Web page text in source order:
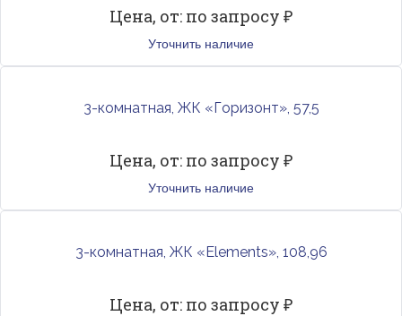
Цена, от: по запросу ₽
Уточнить наличие
3-комнатная, ЖК «Горизонт», 57,5
Цена, от: по запросу ₽
Уточнить наличие
3-комнатная, ЖК «Elements», 108,96
Цена, от: по запросу ₽